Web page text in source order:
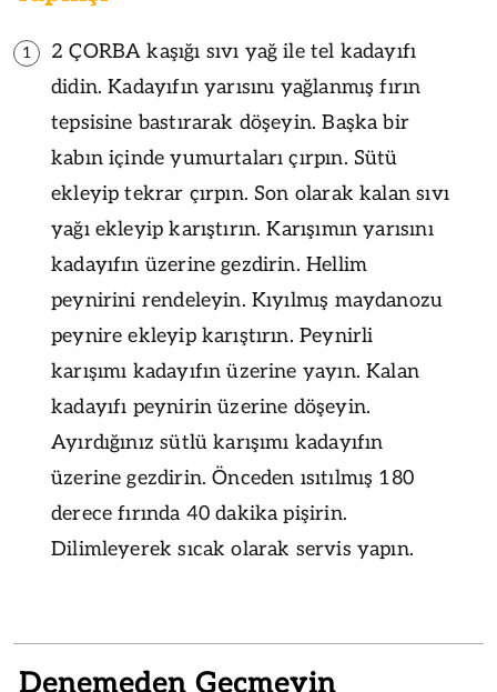
1
2 ÇORBA kaşığı sıvı yağ ile tel kadayıfı
didin. Kadayıfın yarısını yağlanmış fırın
tepsisine bastırarak döşeyin. Başka bir
kabın içinde yumurtaları çırpın. Sütü
ekleyip tekrar çırpın. Son olarak kalan sıvı
yağı ekleyip karıştırın. Karışımın yarısını
kadayıfın üzerine gezdirin. Hellim
peynirini rendeleyin. Kıyılmış maydanozu
peynire ekleyip karıştırın. Peynirli
karışımı kadayıfın üzerine yayın. Kalan
kadayıfı peynirin üzerine döşeyin.
Ayırdığınız sütlü karışımı kadayıfın
üzerine gezdirin. Önceden ısıtılmış 180
derece fırında 40 dakika pişirin.
Dilimleyerek sıcak olarak servis yapın.
Denemeden Geçmeyin